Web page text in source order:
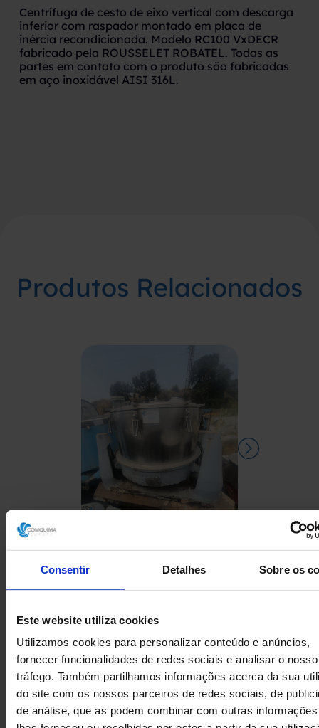
Consentir Detalhes Sobre os
Este website utiliza cookies
Utilizamos cookies para personalizar conteúdo e anúncios,
fornecer funcionalidades de redes sociais e analisar o nosso
tráfego. Também partilhamos informações acerca da sua
do site com os nossos parceiros de redes sociais, de
de análise, que as podem combinar com outras
Centrífuga de cesto de eixo vertical com descarga
inferior com raspador montado em placa de
inércia recondicionada. Modelo RC100 VxDECR
fabricado pela ROUSSELET ROBATEL. Todas as
partes em contato com o produto são fabricadas
em aço inoxidável AISI 316L.
Produtos Relacionados
CENTRÍFUGA RIERA
NADEU 200F-1000 EM AÇO
VERTICAL